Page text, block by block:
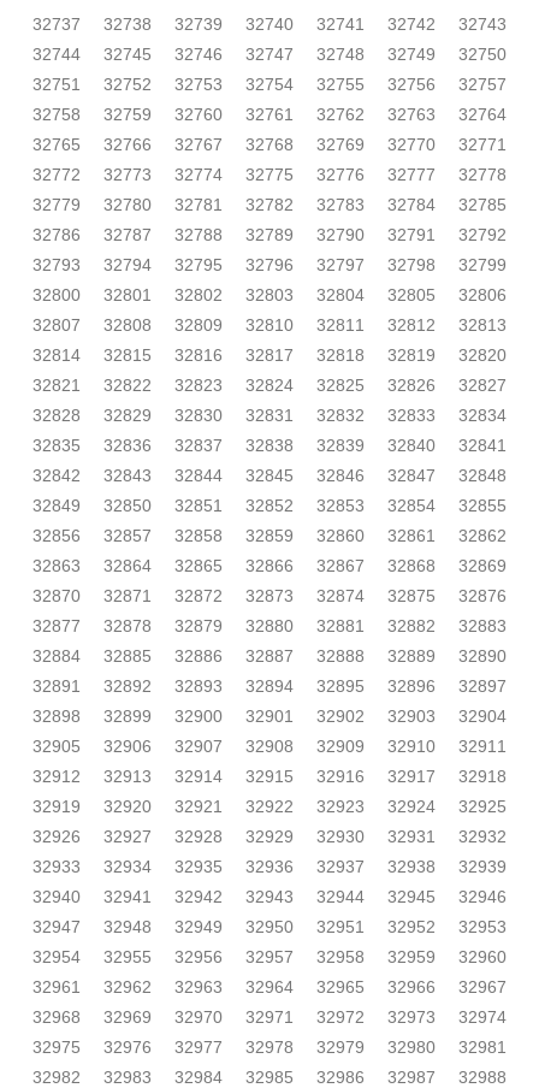
32737
32738 32739 32740 32741 32742
32743
32744
32745 32746 32747 32748 32749
32750
32751
32752 32753 32754 32755 32756
32757
32758
32759 32760 32761 32762 32763
32764
32765
32766 32767 32768 32769 32770
32771
32772
32773 32774 32775 32776 32777
32778
32779
32780 32781 32782 32783 32784
32785
32786
32787 32788 32789 32790 32791
32792
32793
32794 32795 32796 32797 32798
32799
32800
32801 32802 32803 32804 32805
32806
32807
32808 32809 32810 32811 32812
32813
32814
32815 32816 32817 32818 32819
32820
32821
32822 32823 32824 32825 32826
32827
32828
32829 32830 32831 32832 32833
32834
32835
32836 32837 32838 32839 32840
32841
32842
32843 32844 32845 32846 32847
32848
32849
32850 32851 32852 32853 32854
32855
32856
32857 32858 32859 32860 32861
32862
32863
32864 32865 32866 32867 32868
32869
32870
32871 32872 32873 32874 32875
32876
32877
32878 32879 32880 32881 32882
32883
32884
32885 32886 32887 32888 32889
32890
32891
32892 32893 32894 32895 32896
32897
32898
32899 32900 32901 32902 32903
32904
32905
32906 32907 32908 32909 32910
32911
32912
32913 32914 32915 32916 32917
32918
32919
32920 32921 32922 32923 32924
32925
32926
32927 32928 32929 32930 32931
32932
32933
32934 32935 32936 32937 32938
32939
32940
32941 32942 32943 32944 32945
32946
32947
32948 32949 32950 32951 32952
32953
32954
32955 32956 32957 32958 32959
32960
32961
32962 32963 32964 32965 32966
32967
32968
32969 32970 32971 32972 32973
32974
32975
32976 32977 32978 32979 32980
32981
32982
32983 32984 32985 32986 32987
32988